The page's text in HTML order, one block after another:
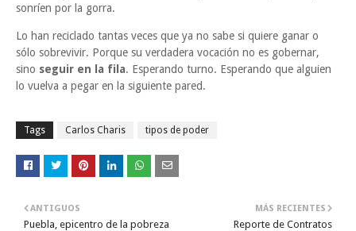
sonríen por la gorra.
Lo han reciclado tantas veces que ya no sabe si quiere ganar o
sólo sobrevivir. Porque su verdadera vocación no es gobernar,
sino seguir en la fila. Esperando turno. Esperando que alguien
lo vuelva a pegar en la siguiente pared.
Tags Carlos Charis tipos de poder
MÁS RECIENTES
Reporte de Contratos
ANTIGUOS
Puebla, epicentro de la pobreza